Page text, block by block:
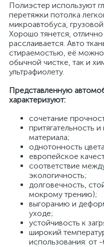
Полиэстер используют
перетяжки потолка
микроавтобуса,
Хорошо тянется,
расслаивается. Авто
стираемостью, её можно
обычной чистке, так и
ультрафиолету.
Представленную
характеризуют:
сочетание
притягательность
материала;
однотонность
европейское
соответствие
экологичность;
долговечность,
мокрому трению);
выгоранию и
уходе;
устойчивость к
широкий
использования: от